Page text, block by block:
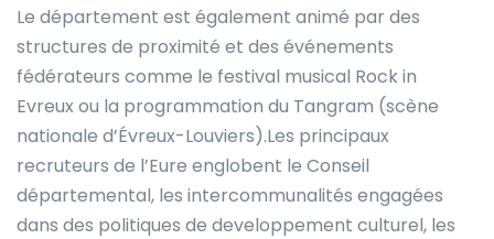
Le département est également animé par des
structures de proximité et des événements
fédérateurs comme le festival musical Rock in
Evreux ou la programmation du Tangram (scène
nationale d’Évreux-Louviers).Les principaux
recruteurs de l’Eure englobent le Conseil
départemental, les intercommunalités engagées
dans des politiques de developpement culturel, les